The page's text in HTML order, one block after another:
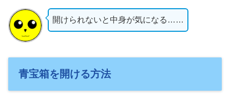
開けられないと中身が気になる……
青宝箱を開ける方法